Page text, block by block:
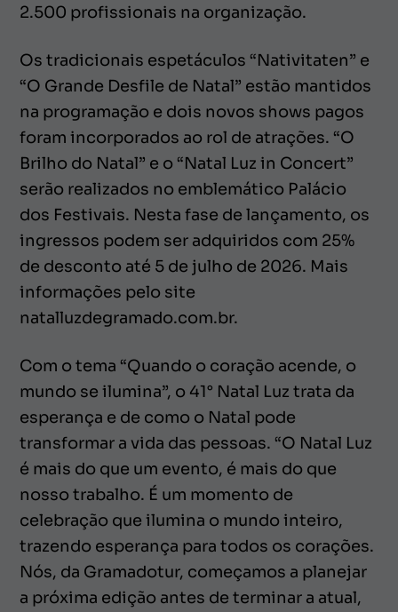
2.500 profissionais na organização.
Os tradicionais espetáculos “Nativitaten” e
“O Grande Desfile de Natal” estão mantidos
na programação e dois novos shows pagos
foram incorporados ao rol de atrações. “O
Brilho do Natal” e o “Natal Luz in Concert”
serão realizados no emblemático Palácio
dos Festivais. Nesta fase de lançamento, os
ingressos podem ser adquiridos com 25%
de desconto até 5 de julho de 2026. Mais
informações pelo site
natalluzdegramado.com.br.
Com o tema “Quando o coração acende, o
mundo se ilumina”, o 41° Natal Luz trata da
esperança e de como o Natal pode
transformar a vida das pessoas. “O Natal Luz
é mais do que um evento, é mais do que
nosso trabalho. É um momento de
celebração que ilumina o mundo inteiro,
trazendo esperança para todos os corações.
Nós, da Gramadotur, começamos a planejar
a próxima edição antes de terminar a atual,